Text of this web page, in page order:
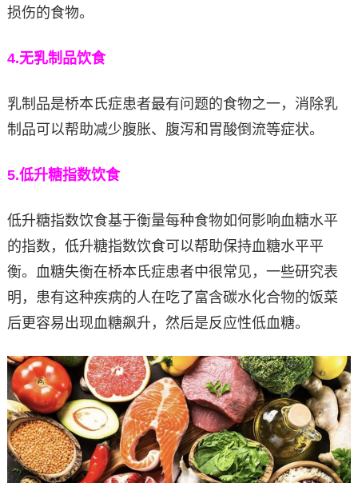
损伤的食物。
4.无乳制品饮食
乳制品是桥本氏症患者最有问题的食物之一，消除乳
制品可以帮助减少腹胀、腹泻和胃酸倒流等症状。
5.低升糖指数饮食
低升糖指数饮食基于衡量每种食物如何影响血糖水平
的指数，低升糖指数饮食可以帮助保持血糖水平平
衡。血糖失衡在桥本氏症患者中很常见，一些研究表
明，患有这种疾病的人在吃了富含碳水化合物的饭菜
后更容易出现血糖飙升，然后是反应性低血糖。